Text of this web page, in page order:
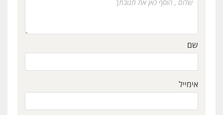
שם
אימייל